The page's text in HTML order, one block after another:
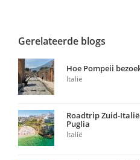
Gerelateerde blogs
Hoe Pompeii
Italië
Roadtrip Zuid-
Puglia
Italië